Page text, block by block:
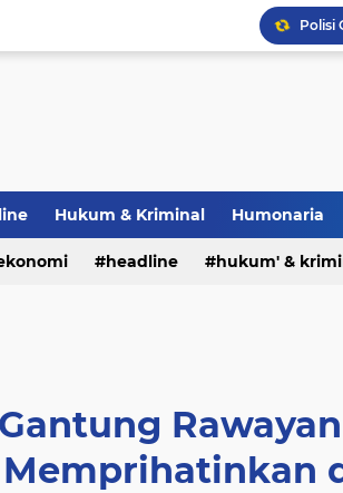
Hukum & Kriminal Humonaria
TNI & POLRI UU Pers
headline hukum' &